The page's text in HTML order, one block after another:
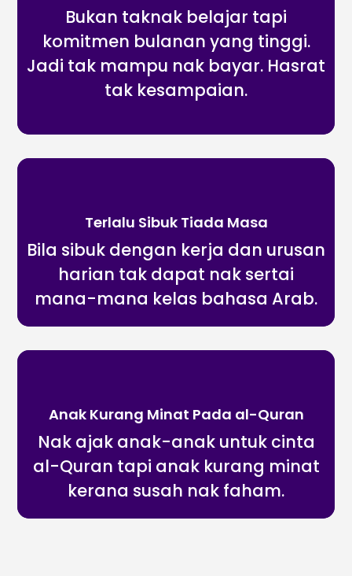
Bukan taknak belajar tapi
komitmen bulanan yang tinggi.
Jadi tak mampu nak bayar. Hasrat
tak kesampaian.
Terlalu Sibuk Tiada Masa
Bila sibuk dengan kerja dan urusan
harian tak dapat nak sertai
mana-mana kelas bahasa Arab.
Anak Kurang Minat Pada al-Quran
Nak ajak anak-anak untuk cinta
al-Quran tapi anak kurang minat
kerana susah nak faham.